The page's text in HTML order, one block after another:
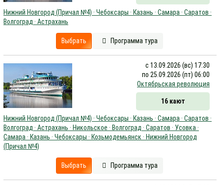
Нижний Новгород (Причал №4) · Чебоксары · Казань · Самара · Саратов ·
Волгоград · Астрахань
Выбрать Программа тура
с 13.09.2026 (вс) 17:30
по 25.09.2026 (пт) 06:00
Октябрьская революция
16 кают
Нижний Новгород (Причал №4) · Чебоксары · Казань · Самара · Саратов ·
Волгоград · Астрахань · Никольское · Волгоград · Саратов · Усовка ·
Самара · Казань · Чебоксары · Козьмодемьянск · Нижний Новгород
(Причал №4)
Выбрать Программа тура